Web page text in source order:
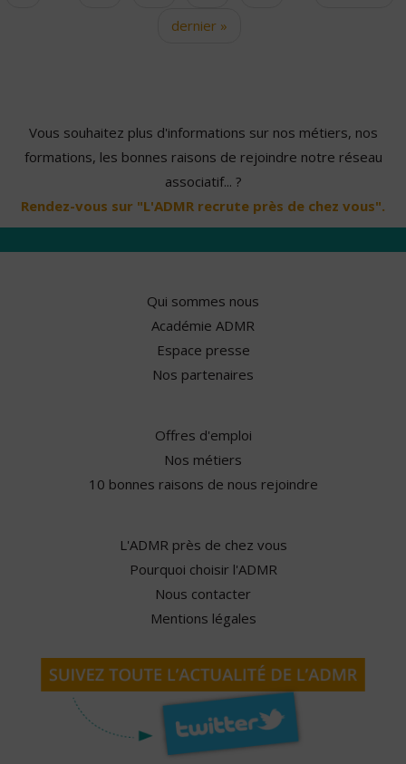
dernier »
Vous souhaitez plus d'informations sur nos métiers, nos
formations, les bonnes raisons de rejoindre notre réseau
associatif... ?
Rendez-vous sur "L'ADMR recrute près de chez vous".
Qui sommes nous
Académie ADMR
Espace presse
Nos partenaires
Offres d'emploi
Nos métiers
10 bonnes raisons de nous rejoindre
L'ADMR près de chez vous
Pourquoi choisir l'ADMR
Nous contacter
Mentions légales